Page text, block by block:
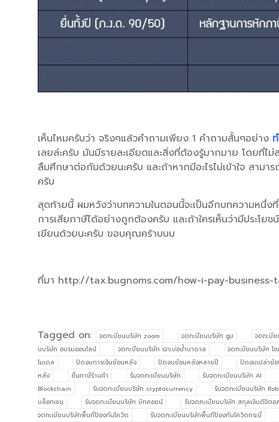
เห็นไหมครับว่า จริงๆแล้วคำถามเพียง 1 คำถามสั้นๆอย่าง
เลยล่ะครับ มันมีรายละเอียดและสิ่งที่ต้องรู้มากมาย โดยที่
ลืมศึกษาต่อกันด้วยนะครับ และถ้าหากมีอะไรไม่เข้าใจ สามา
ครับ
สุดท้ายนี้ ผมหวังว่าบทความในตอนนี้จะเป็นอีกบทความหนึ่ง
การเสียภาษีได้อย่างถูกต้องครับ และถ้าใครเห็นว่ามีประโ
เขียนด้วยนะครับ ขอบคุณคร้าบบบ
ที่มา http://tax.bugnoms.com/how-i-pay-business-
Tagged on: จดทะบียนบริษัท zoom จดทะบียนบริษัท ซูม จดทะบี
นบริษัท อบรมออนไลน์
จดทะบียนบริษัท เจาะบ่อน้ำบาดาล จดทะบียนบริษัท โซ
โมเดล
ปิดงบการเงินย้อนหลัง ปิดงบย้อนหลังหลายปี ปิดงบเปล่าย้
หลัง
ยื่นภาษีร้านค้า รับจดทะเบียนบริษัท รับจดทะเบียนบริษัท AI
Blockchain
รับจดทะเบียนบริษัท cryptocurrency รับจดทะเบียนบริษัท
บล็อกเชน
รับจดทะเบียนบริษัท บิทคอยน์ รับจดทะเบียนบริษัท สกุลเงินดิจิตอล
จดทะเบียนบริษัทพื้นทีป้องกันโควิด
รับจดทะเบียนบริษัทพื้นทีป้องกันโควิดกระบี่